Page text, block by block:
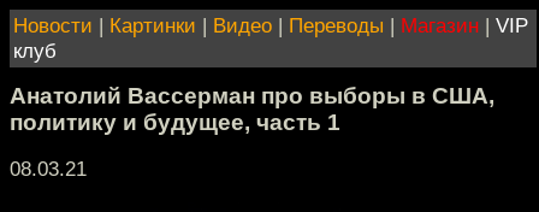
Новости | Картинки | Видео | Переводы | Магазин | VIP
клуб
Анатолий Вассерман про выборы в США,
политику и будущее, часть 1
08.03.21